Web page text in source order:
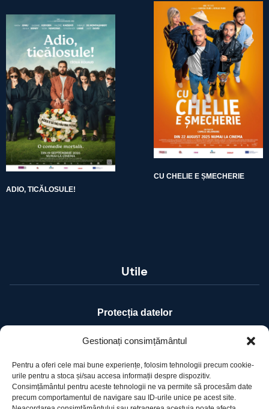
Gestionați consimțământul
Pentru a oferi cele mai bune experiențe, folosim tehnologii precum cookie-
urile pentru a stoca și/sau accesa informații despre dispozitiv.
Consimțământul pentru aceste tehnologii ne va permite să procesăm date
precum comportamentul de navigare sau ID-urile unice pe acest site.
ADIO, TICĂLOSULE!
CU CHELIE E ȘMECHERIE
Utile
Protecția datelor
Declarație cookie-uri
Contact
Ro Image SRL